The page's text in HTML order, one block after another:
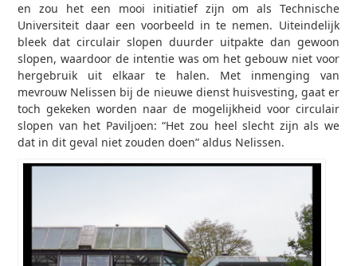
en zou het een mooi initiatief zijn om als Technische
Universiteit daar een voorbeeld in te nemen. Uiteindelijk
bleek dat circulair slopen duurder uitpakte dan gewoon
slopen, waardoor de intentie was om het gebouw niet voor
hergebruik uit elkaar te halen. Met inmenging van
mevrouw Nelissen bij de nieuwe dienst huisvesting, gaat er
toch gekeken worden naar de mogelijkheid voor circulair
slopen van het Paviljoen: “Het zou heel slecht zijn als we
dat in dit geval niet zouden doen” aldus Nelissen.